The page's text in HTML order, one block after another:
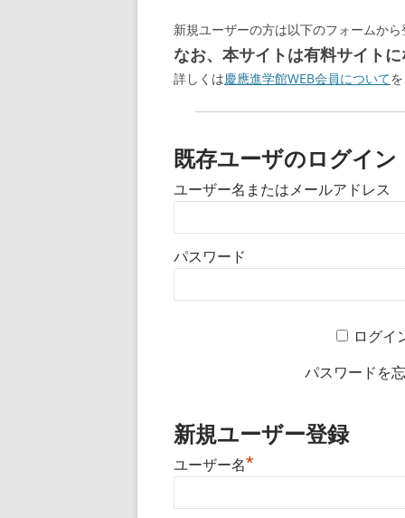
新規ユーザーの方は以下のフォームから
なお、本サイトは有料サイト
詳しくは慶應進学館WEB会員について
既存ユーザのログイン
ユーザー名またはメールアドレス
パスワード
ログイ
パスワードを
新規ユーザー登録
ユーザー名*